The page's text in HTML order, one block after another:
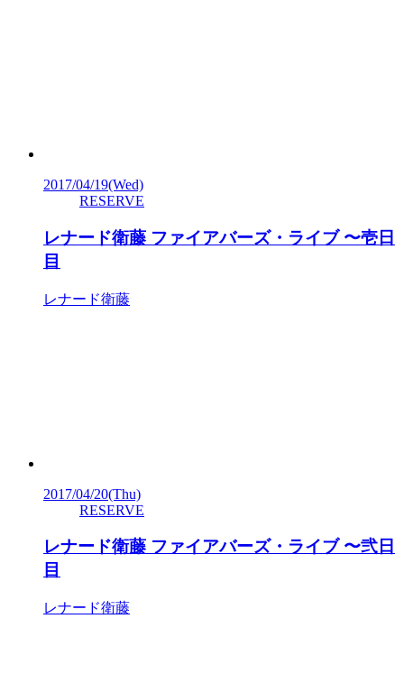
2017/04/19(Wed)
RESERVE
レナード衛藤 ファイアバーズ・ライブ 〜壱日
目
レナード衛藤
2017/04/20(Thu)
RESERVE
レナード衛藤 ファイアバーズ・ライブ 〜弐日
目
レナード衛藤